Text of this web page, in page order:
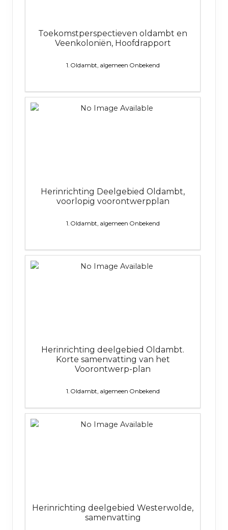
Toekomstperspectieven oldambt en
Veenkoloniën, Hoofdrapport
1. Oldambt, algemeen Onbekend
Herinrichting Deelgebied Oldambt,
voorlopig voorontwerpplan
1. Oldambt, algemeen Onbekend
Herinrichting deelgebied Oldambt.
Korte samenvatting van het
Voorontwerp-plan
1. Oldambt, algemeen Onbekend
Herinrichting deelgebied Westerwolde,
samenvatting